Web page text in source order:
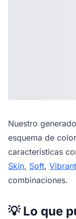
Nuestro
esquema de
características
Skin, Soft, Vibrant
combinaciones.
💡 Lo que